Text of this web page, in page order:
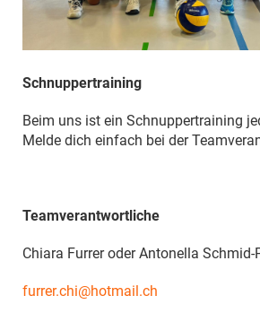
Schnuppertraining
Beim uns ist ein Schnuppertraining
Melde dich einfach bei der
Teamverantwortliche
Chiara Furrer oder Antonella Schmid-
furrer.chi@hotmail.ch